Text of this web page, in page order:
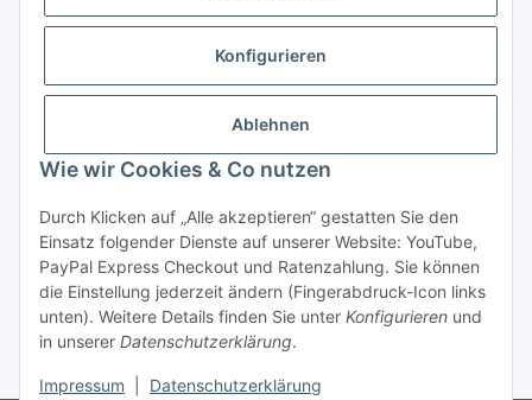
Konfigurieren
Ablehnen
Wie wir Cookies & Co nutzen
Durch Klicken auf „Alle akzeptieren“ gestatten Sie den
Einsatz folgender Dienste auf unserer Website: YouTube,
PayPal Express Checkout und Ratenzahlung. Sie können
die Einstellung jederzeit ändern (Fingerabdruck-Icon links
unten). Weitere Details finden Sie unter Konfigurieren und
in unserer Datenschutzerklärung.
Impressum Datenschutzerklärung
Später bezahlen
Hersteller
Vertrag widerrufen